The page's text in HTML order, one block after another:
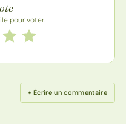
pour voter.
de 1 à 5 étoiles
5 étoiles
4 étoiles
+ Écrire un commentaire